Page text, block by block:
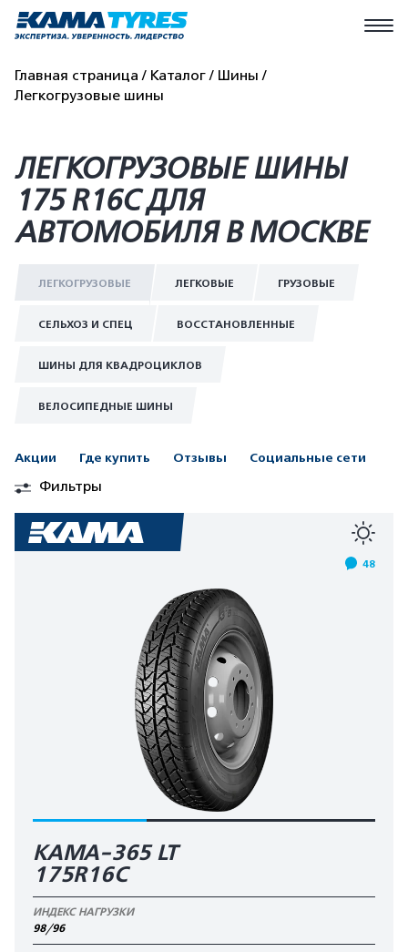
Главная страница Каталог
Шины
Легкогрузовые шины
ЛЕГКОГРУЗОВЫЕ ШИНЫ
175 R16C ДЛЯ
АВТОМОБИЛЯ В МОСКВЕ
ЛЕГКОГРУЗОВЫЕ ЛЕГКОВЫЕ ГРУЗОВЫЕ
СЕЛЬХОЗ И СПЕЦ ВОССТАНОВЛЕННЫЕ
ШИНЫ ДЛЯ КВАДРОЦИКЛОВ
ВЕЛОСИПЕДНЫЕ ШИНЫ
Акции Где купить Отзывы Социальные сети
Фильтры
48
КАМА-365 LT
175R16C
ИНДЕКС НАГРУЗКИ
98/96